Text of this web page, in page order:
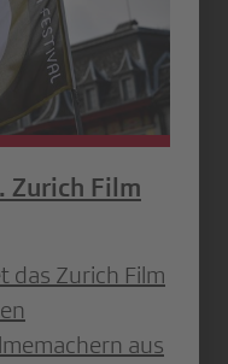
Zurich Film
das Zurich Film
aus